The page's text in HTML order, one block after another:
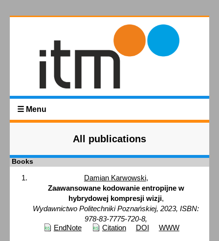
☰ Menu
All publications
Books
Damian Karwowski,
Zaawansowane kodowanie entropijne w
hybrydowej kompresji wizji,
Wydawnictwo Politechniki Poznańskiej, 2023, ISBN:
978-83-7775-720-8,
EndNote
Citation DOI WWW